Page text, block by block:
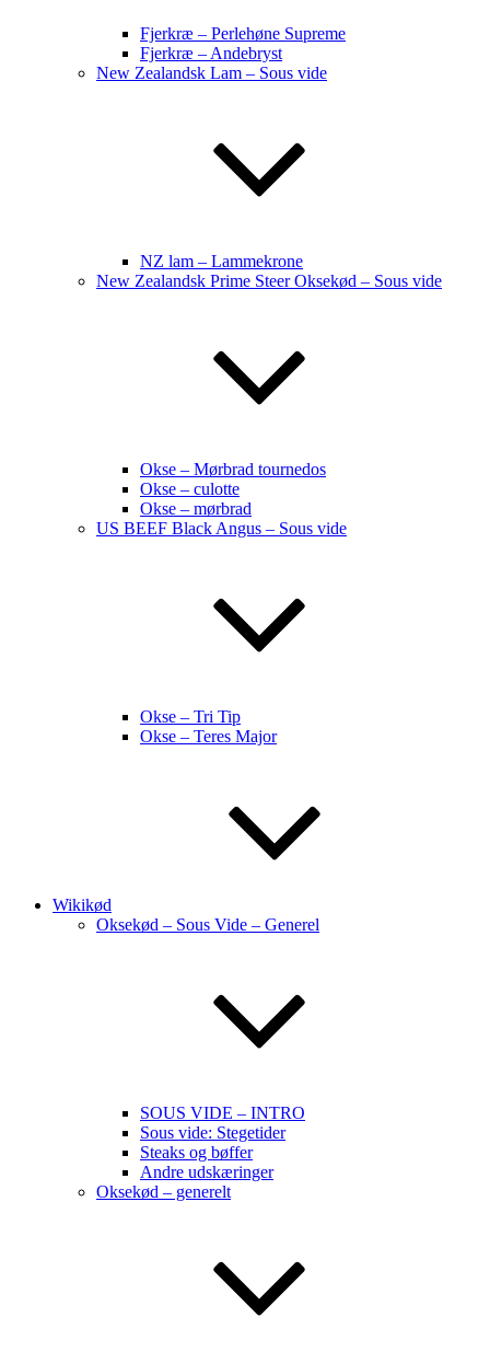
Fjerkræ – Perlehøne Supreme
Fjerkræ – Andebryst
New Zealandsk Lam – Sous vide
NZ lam – Lammekrone
New Zealandsk Prime Steer Oksekød – Sous vide
Okse – Mørbrad tournedos
Okse – culotte
Okse – mørbrad
US BEEF Black Angus – Sous vide
Okse – Tri Tip
Okse – Teres Major
Wikikød
Oksekød – Sous Vide – Generel
SOUS VIDE – INTRO
Sous vide: Stegetider
Steaks og bøffer
Andre udskæringer
Oksekød – generelt